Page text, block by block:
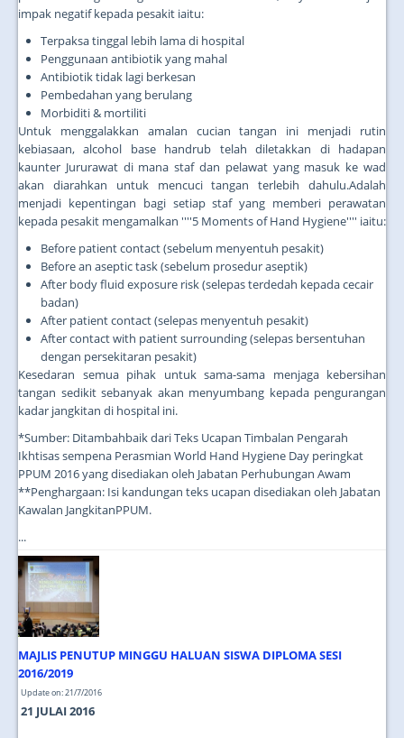
impak negatif kepada pesakit iaitu:
Terpaksa tinggal lebih lama di hospital
Penggunaan antibiotik yang mahal
Antibiotik tidak lagi berkesan
Pembedahan yang berulang
Morbiditi & mortiliti
Untuk menggalakkan amalan cucian tangan ini menjadi rutin
kebiasaan, alcohol base handrub telah diletakkan di hadapan
kaunter Jururawat di mana staf dan pelawat yang masuk ke wad
akan diarahkan untuk mencuci tangan terlebih dahulu.Adalah
menjadi kepentingan bagi setiap staf yang memberi perawatan
kepada pesakit mengamalkan ''''5 Moments of Hand Hygiene'''' iaitu:
Before patient contact (sebelum menyentuh pesakit)
Before an aseptic task (sebelum prosedur aseptik)
After body fluid exposure risk (selepas terdedah kepada cecair
badan)
After patient contact (selepas menyentuh pesakit)
After contact with patient surrounding (selepas bersentuhan
dengan persekitaran pesakit)
Kesedaran semua pihak untuk sama-sama menjaga kebersihan
tangan sedikit sebanyak akan menyumbang kepada pengurangan
kadar jangkitan di hospital ini.
*Sumber: Ditambahbaik dari Teks Ucapan Timbalan Pengarah
Ikhtisas sempena Perasmian World Hand Hygiene Day peringkat
PPUM 2016 yang disediakan oleh Jabatan Perhubungan Awam
**Penghargaan: Isi kandungan teks ucapan disediakan oleh Jabatan
Kawalan JangkitanPPUM.
...
MAJLIS PENUTUP MINGGU HALUAN SISWA DIPLOMA SESI
2016/2019
Update on: 21/7/2016
21 JULAI 2016